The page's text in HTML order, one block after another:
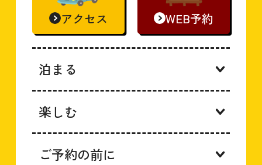
泊まる
楽しむ
ご予約の前に
アクセス WEB予約